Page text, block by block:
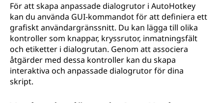
För att skapa anpassade dialogrutor i AutoHotkey
kan du använda GUI-kommandot för att definiera ett
grafiskt användargränssnitt. Du kan lägga till olika
kontroller som knappar, kryssrutor, inmatningsfält
och etiketter i dialogrutan. Genom att associera
åtgärder med dessa kontroller kan du skapa
interaktiva och anpassade dialogrutor för dina
skript.